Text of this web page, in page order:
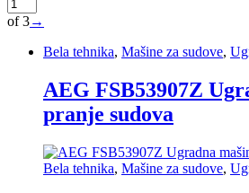
of 3→
Bela tehnika, Mašine za sudove,
AEG FSB53907Z
pranje sudova
Bela tehnika, Mašine za sudove,